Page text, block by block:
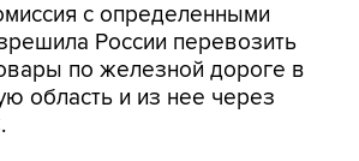
с определенными
России перевозить
по железной дороге в
область и из нее через